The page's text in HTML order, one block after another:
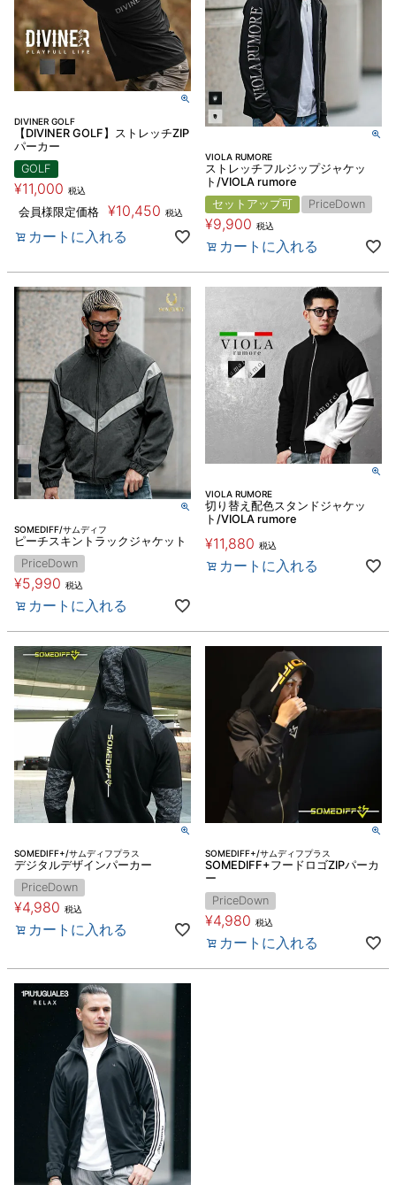
DIVINER GOLF
【DIVINER GOLF】ストレッチZIP
パーカー
GOLF
¥11,000 税込
会員様限定価格 ¥10,450 税込
カートに入れる
VIOLA RUMORE
ストレッチフルジップジャケッ
ト/VIOLA rumore
セットアップ可
PriceDown
¥9,900 税込
カートに入れる
SOMEDIFF/サムディフ
ピーチスキントラックジャケット
PriceDown
¥5,990 税込
カートに入れる
VIOLA RUMORE
切り替え配色スタンドジャケッ
ト/VIOLA rumore
¥11,880 税込
カートに入れる
SOMEDIFF+/サムディフプラス
デジタルデザインパーカー
PriceDown
¥4,980 税込
カートに入れる
SOMEDIFF+/サムディフプラス
SOMEDIFF+フードロゴZIPパーカ
ー
PriceDown
¥4,980 税込
カートに入れる